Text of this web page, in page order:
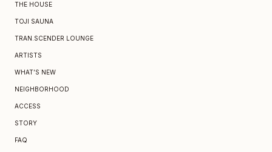
THE HOUSE
TOJI SAUNA
TRAN.SCENDER LOUNGE
ARTISTS
WHAT’S NEW
NEIGHBORHOOD
ACCESS
STORY
FAQ